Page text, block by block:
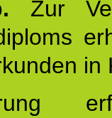
Zur
in